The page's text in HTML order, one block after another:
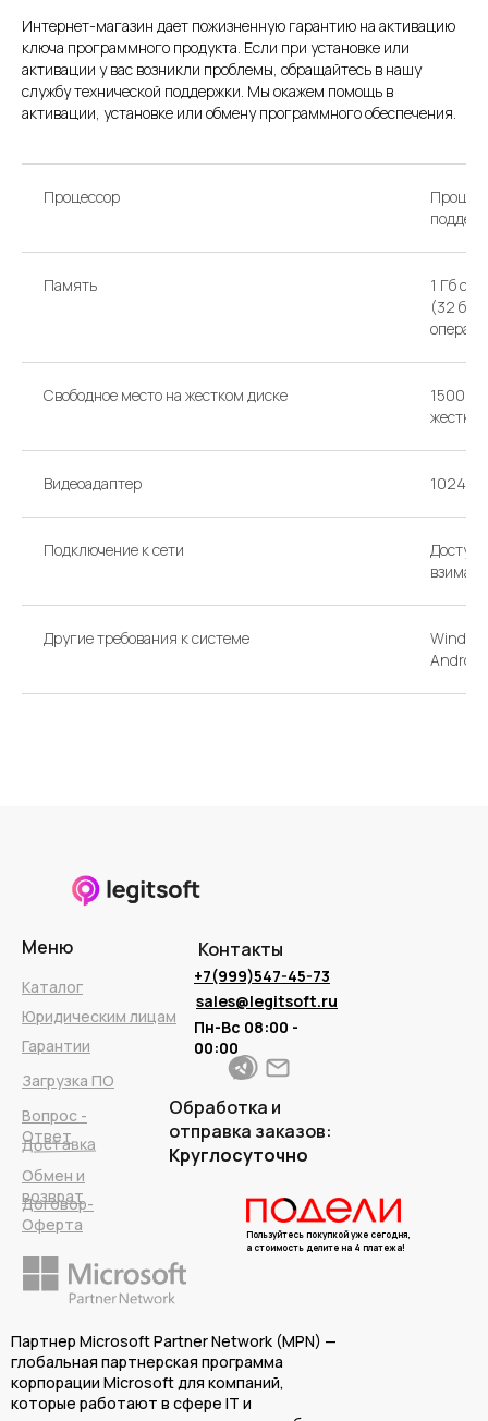
Интернет-магазин дает пожизненную гарантию на активацию
ключа программного продукта. Если при установке или
активации у вас возникли проблемы, обращайтесь в нашу
службу технической поддержки. Мы окажем помощь в
активации, установке или обмену программного обеспечения.
Процессор
Память
1 Гб
(32
Свободное место на жестком диске
1500
Видеоадаптер 1024 x
Подключение к сети
Доступ
Другие требования к системе
Контакты
sales@legitsoft.ru
Пн-Вс 08:00 -
00:00
Обработка и
отправка заказов:
Круглосуточно
Партнер Microsoft Partner Network (MPN) —
глобальная партнерская программа
корпорации Microsoft для компаний,
которые работают в сфере IT и
Пользуйтесь покупкой уже сегодня,
а стоимость делите на 4 платежа!
+7(999)547-45-73
Меню
Каталог
Юридическим лицам
Гарантии
Загрузка ПО
Вопрос -
Ответ
Обмен и
возврат
Договор-
Оферта
Доставка